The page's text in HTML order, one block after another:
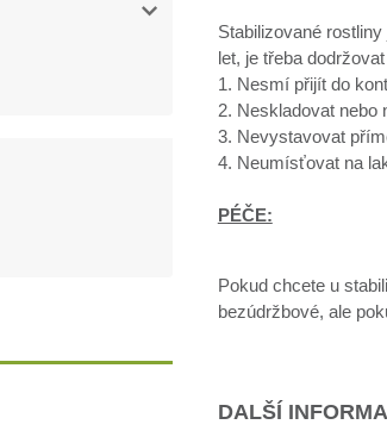
Stabilizované
let, je třeba
1. Nesmí přijít do
2. Neskladovat
3. Nevystavovat
4. Neumísťovat na
PÉČE:
Pokud chcete u
bezúdržbové, ale
DALŠÍ